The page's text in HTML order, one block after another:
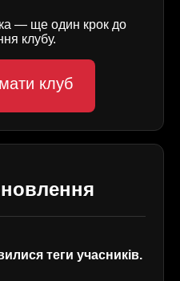
— ще один крок до
клубу.
клуб
теги учасників.